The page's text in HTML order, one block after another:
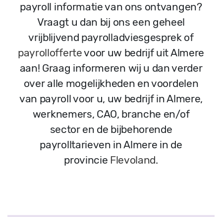
payroll informatie van ons ontvangen?
Vraagt u dan bij ons een geheel
vrijblijvend payrolladviesgesprek of
payrolloffertevoor uw bedrijf uit Almere
aan! Graag informeren wij u dan verder
over alle mogelijkheden en voordelen
van payroll voor u, uw bedrijf in Almere,
werknemers, CAO, branche en/of
sector en de bijbehorende
payrolltarieven in Almere in de
provincie Flevoland.